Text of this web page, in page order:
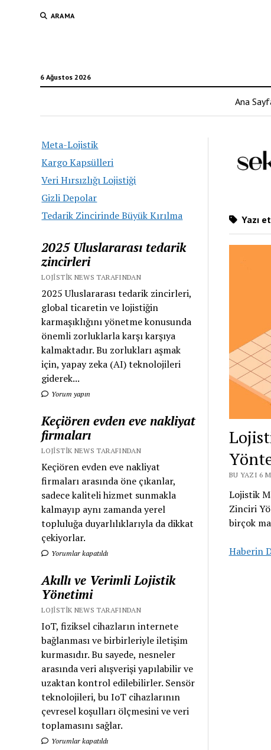
ARAMA
6 Ağustos 2026
Ana
Meta-Lojistik
Kargo Kapsülleri
Veri Hırsızlığı Lojistiği
Gizli Depolar
Tedarik Zincirinde Büyük Kırılma
2025 Uluslararası tedarik
zincirleri
LOJISTIK NEWS TARAFINDAN
2025 Uluslararası tedarik zincirleri,
global ticaretin ve lojistiğin
karmaşıklığını yönetme konusunda
önemli zorluklarla karşı karşıya
kalmaktadır. Bu zorlukları aşmak
için, yapay zeka (AI) teknolojileri
giderek...
Yorum yapın
Keçiören evden eve nakliyat
firmaları
LOJISTIK NEWS TARAFINDAN
Keçiören evden eve nakliyat
firmaları arasında öne çıkanlar,
sadece kaliteli hizmet sunmakla
kalmayıp aynı zamanda yerel
topluluğa duyarlılıklarıyla da dikkat
çekiyorlar.
Yorumlar kapatıldı
Akıllı ve Verimli Lojistik
Yönetimi
LOJISTIK NEWS TARAFINDAN
IoT, fiziksel cihazların internete
bağlanması ve birbirleriyle iletişim
kurmasıdır. Bu sayede, nesneler
arasında veri alışverişi yapılabilir ve
uzaktan kontrol edilebilirler. Sensör
teknolojileri, bu IoT cihazlarının
çevresel koşulları ölçmesini ve veri
toplamasını sağlar.
Yorumlar kapatıldı
Yazı
BU YAZI 6
Lojistik
Zinciri
birçok
Haberin